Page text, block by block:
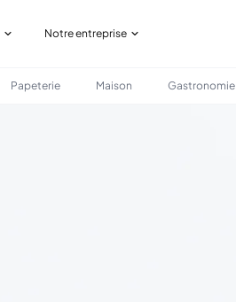
Notre entreprise
Papeterie Maison Gastronomie